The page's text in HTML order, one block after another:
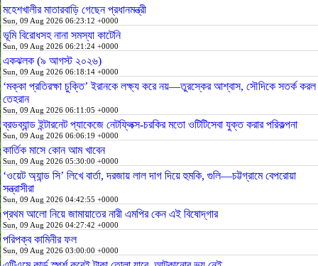
মহেশখালীর মাতারবাড়ি গেছেন প্রধানমন্ত্রী
Sun, 09 Aug 2026 06:23:12 +0000
ভূমি বিরোধসহ নানা সমস্যা কাটেনি
Sun, 09 Aug 2026 06:21:24 +0000
একঝলক (৯ আগস্ট ২০২৬)
Sun, 09 Aug 2026 06:18:14 +0000
‘মক্কা প্রতিরক্ষা চুক্তি’ ইরানকে লক্ষ্য করে নয়—তুরস্কের আশ্বাস, সৌদিকে সতর্ক করল
তেহরান
Sun, 09 Aug 2026 06:11:05 +0000
ব্রডব্যান্ড ইন্টারনেট প্যাকেজে নেটফ্লিক্স-চরকির মতো ওটিটিসেবা যুক্ত করার পরিকল্পনা
Sun, 09 Aug 2026 06:06:19 +0000
কার্তিক মাসে কোন আম খাবেন
Sun, 09 Aug 2026 05:30:00 +0000
‘ওয়েট অ্যান্ড সি’ লিখে বার্তা, দরজায় লাল দাগ দিয়ে হুমকি, গুলি—চট্টগ্রামে বেপরোয়া
সন্ত্রাসীরা
Sun, 09 Aug 2026 04:42:55 +0000
প্রথম আলো নিয়ে জামায়াতের নারী এমপির কেন এই বিষোদ্‌গার
Sun, 09 Aug 2026 04:27:42 +0000
পরিপক্ব কামিনীর ফল
Sun, 09 Aug 2026 03:00:00 +0000